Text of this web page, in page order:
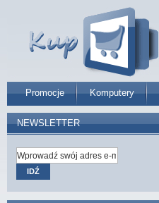
Promocje Komputery
NEWSLETTER
IDŹ